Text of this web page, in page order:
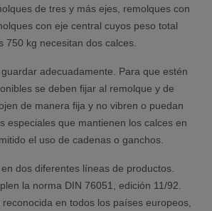
de tres y más ejes, remolques con
con eje central cuyos peso total
750 kg necesitan dos calces.
adecuadamente. Para que estén
se deben fijar al remolque y de
de manera fija y no vibren o puedan
especiales que mantienen los calces en
el uso de cadenas o ganchos.
dos diferentes líneas de productos.
la norma DIN 76051, edición 11/92.
en todos los países europeos,